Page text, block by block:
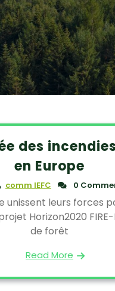
des
en Europe
comm IEFC 0
unissent leurs forces
Horizon2020
de forêt
Read More